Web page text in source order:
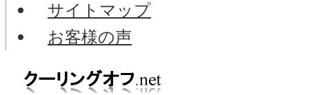
サイトマップ
お客様の声